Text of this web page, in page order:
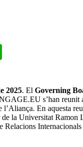
2025. El Governing
s’han reunit
l’Aliança. En aquesta
de la Universitat Ramon
Relacions